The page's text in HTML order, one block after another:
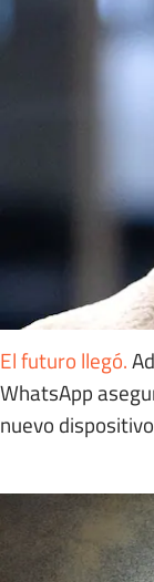
El futuro llegó.
WhatsApp
nuevo dispositivo